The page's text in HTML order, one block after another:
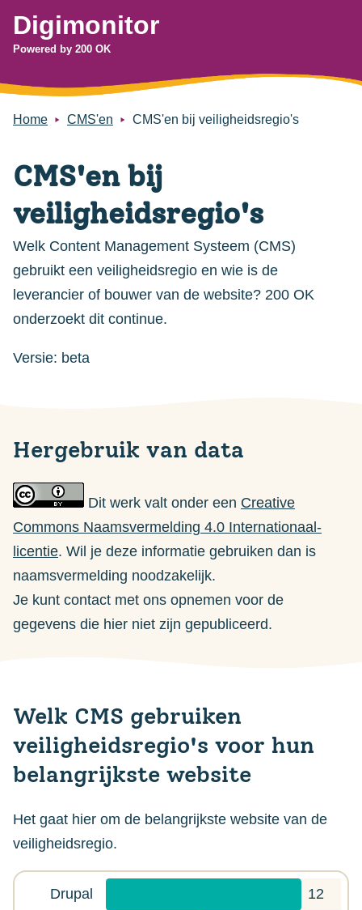
Digimonitor
Powered by 200 OK
Home CMS'en CMS'en bij veiligheidsregio's
CMS'en bij
veiligheidsregio's
Welk Content Management Systeem (CMS)
gebruikt een veiligheidsregio en wie is de
leverancier of bouwer van de website? 200 OK
onderzoekt dit continue.
Versie: beta
Hergebruik van data
Dit werk valt onder een Creative
Commons Naamsvermelding 4.0 Internationaal-
licentie. Wil je deze informatie gebruiken dan is
naamsvermelding noodzakelijk.
Je kunt contact met ons opnemen voor de
gegevens die hier niet zijn gepubliceerd.
Welk CMS gebruiken
veiligheidsregio's voor hun
belangrijkste website
Het gaat hier om de belangrijkste website van de
veiligheidsregio.
Drupal 12